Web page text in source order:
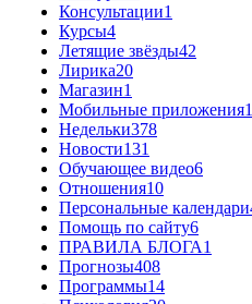
Консультации1
Курсы4
Летящие звёзды42
Лирика20
Магазин1
Мобильные приложения
Недельки378
Новости131
Обучающее видео6
Отношения10
Персональные календари
Помощь по сайту6
ПРАВИЛА БЛОГА1
Прогнозы408
Программы14